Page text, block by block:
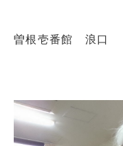
曽根壱番館 浪口